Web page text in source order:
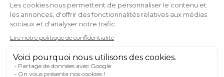
Service client